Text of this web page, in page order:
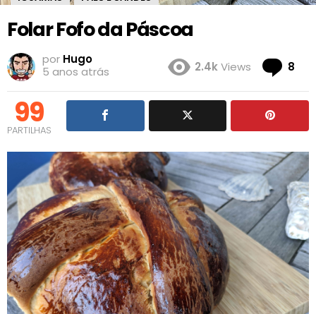
Folar Fofo da Páscoa
por Hugo
5 anos atrás
2.4kViews 8
99
PARTILHAS